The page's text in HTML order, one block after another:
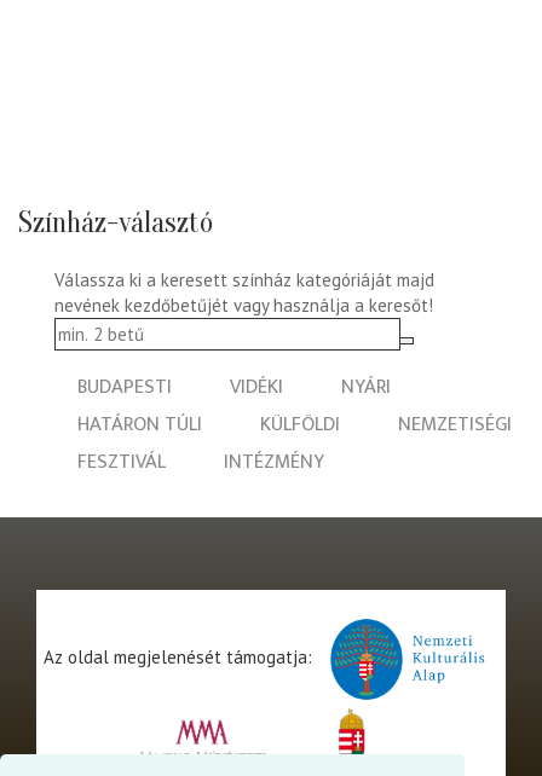
Színház-választó
Válassza ki a keresett színház kategóriáját majd
nevének kezdőbetűjét vagy használja a keresőt!
BUDAPESTI VIDÉKI
NYÁRI
HATÁRON TÚLI
KÜLFÖLDI
NEMZETISÉGI
FESZTIVÁL
INTÉZMÉNY
Az oldal megjelenését támogatja: